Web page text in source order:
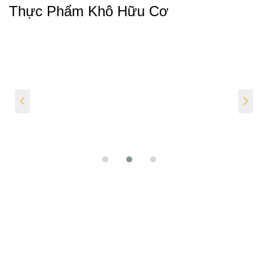
Thực Phẩm Khô Hữu Cơ